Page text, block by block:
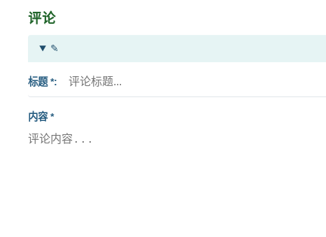
评论
✎
标题 *
内容 *